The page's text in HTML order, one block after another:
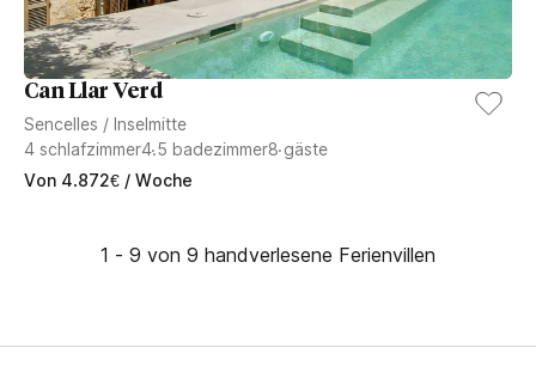
Can Llar Verd
Sencelles / Inselmitte
4 schlafzimmer4.5 badezimmer8gäste
Von 4.872€ / Woche
1 - 9 von 9 handverlesene Ferienvillen